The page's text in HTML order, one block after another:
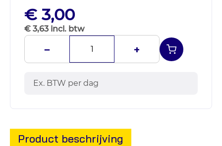
€ 3,00
€ 3,63 incl. btw
− +
Ex. BTW per dag
Product beschrijving